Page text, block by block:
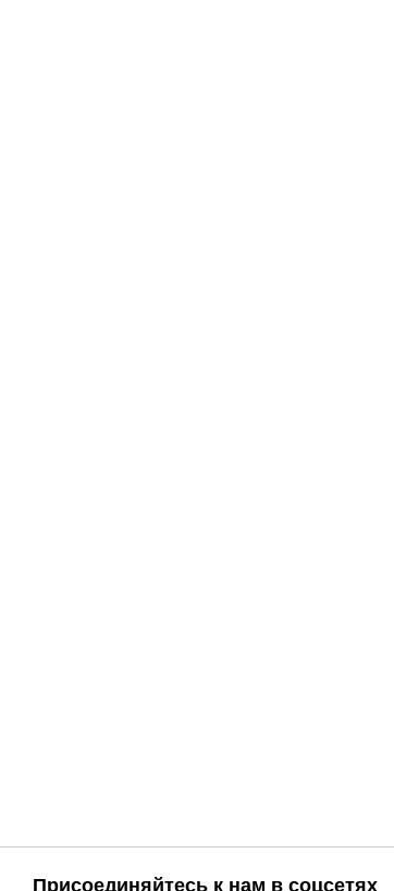
Присоединяйтесь к нам в соцсетях